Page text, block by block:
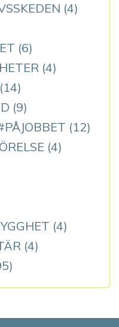
(4)
(6)
(4)
(14)
(9)
PÅJOBBET (12)
(4)
(4)
(4)